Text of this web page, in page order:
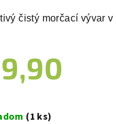
čistý morčací vývar v
(1 ks)